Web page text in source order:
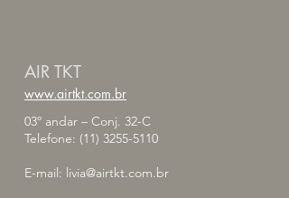
AIR TKT
www.airtkt.com.br
03º andar – Conj. 32-C
Telefone: (11) 3255-5110
E-mail: livia@airtkt.com.br